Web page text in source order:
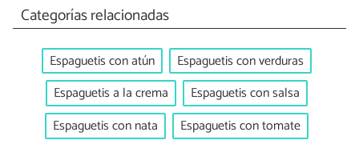
Categorías relacionadas
Espaguetis con atún
Espaguetis con verduras
Espaguetis a la crema
Espaguetis con salsa
Espaguetis con nata
Espaguetis con tomate